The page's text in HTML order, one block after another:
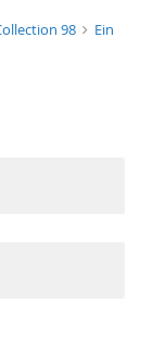
98
Ein